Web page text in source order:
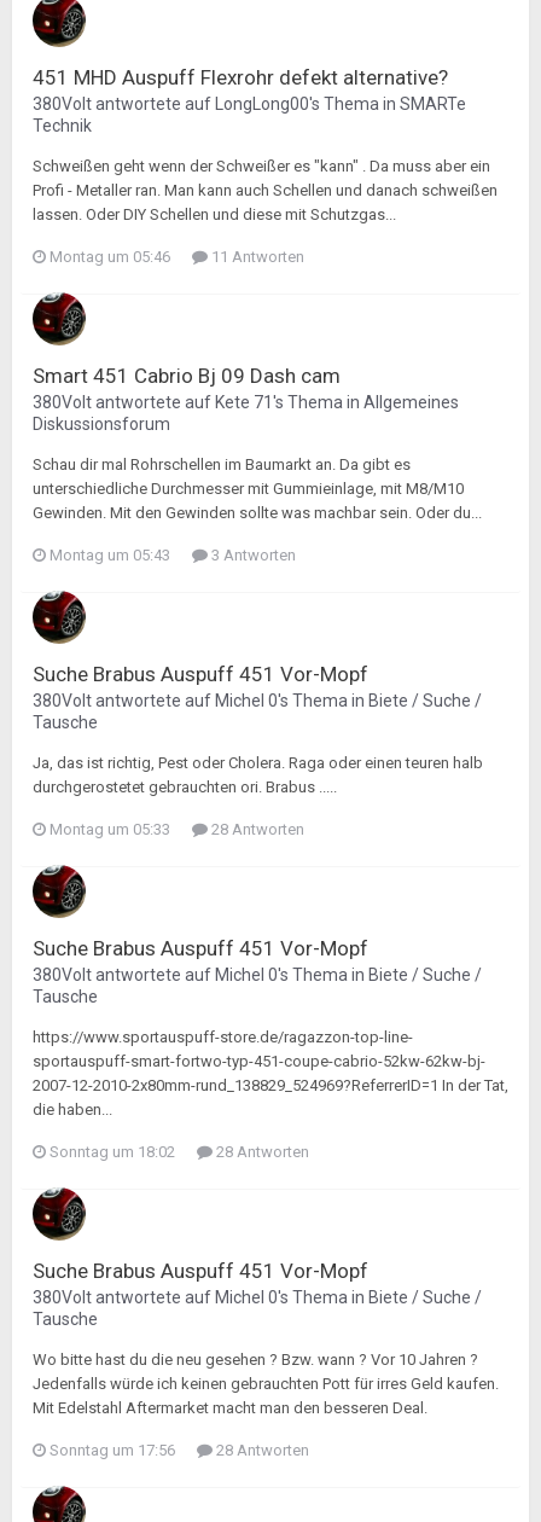
451 MHD Auspuff Flexrohr defekt alternative?
380Voltantwortete auf LongLong00's Thema in SMARTe
Technik
Schweißen geht wenn der Schweißer es "kann" . Da muss aber ein
Profi - Metaller ran. Man kann auch Schellen und danach schweißen
lassen. Oder DIY Schellen und diese mit Schutzgas...
Montag um 05:46 11 Antworten
Smart 451 Cabrio Bj 09 Dash cam
380Voltantwortete auf Kete 71's Thema in Allgemeines
Diskussionsforum
Schau dir mal Rohrschellen im Baumarkt an. Da gibt es
unterschiedliche Durchmesser mit Gummieinlage, mit M8/M10
Gewinden. Mit den Gewinden sollte was machbar sein. Oder du...
Montag um 05:43 3 Antworten
Suche Brabus Auspuff 451 Vor-Mopf
380Voltantwortete auf Michel 0's Thema in Biete / Suche /
Tausche
Ja, das ist richtig, Pest oder Cholera. Raga oder einen teuren halb
durchgerostetet gebrauchten ori. Brabus .....
Montag um 05:33 28 Antworten
Suche Brabus Auspuff 451 Vor-Mopf
380Voltantwortete auf Michel 0's Thema in Biete / Suche /
Tausche
https://www.sportauspuff-store.de/ragazzon-top-line-
sportauspuff-smart-fortwo-typ-451-coupe-cabrio-52kw-62kw-bj-
2007-12-2010-2x80mm-rund_138829_524969?ReferrerID=1 In der Tat,
die haben...
Sonntag um 18:02 28 Antworten
Suche Brabus Auspuff 451 Vor-Mopf
380Voltantwortete auf Michel 0's Thema in Biete / Suche /
Tausche
Wo bitte hast du die neu gesehen ? Bzw. wann ? Vor 10 Jahren ?
Jedenfalls würde ich keinen gebrauchten Pott für irres Geld kaufen.
Mit Edelstahl Aftermarket macht man den besseren Deal.
Sonntag um 17:56 28 Antworten